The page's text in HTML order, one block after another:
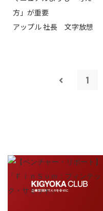
方」が重要
アップル 社長 文字放想
1